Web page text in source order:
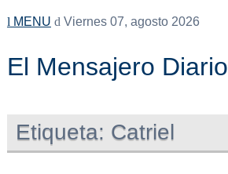
MENU Viernes 07, agosto 2026
El Mensajero Diario
Etiqueta: Catriel